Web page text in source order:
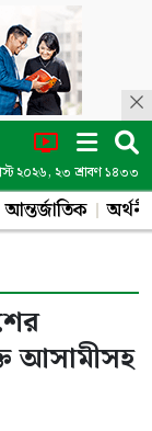
২০২৬, ২৩ শ্রাবণ ১৪৩৩
আন্তর্জাতিক
আসামীসহ